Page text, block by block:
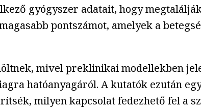
gyógyszer adatait, hogy
pontszámot, amelyek a
mivel preklinikai modellekben
hatóanyagáról. A kutatók ezután
milyen kapcsolat fedezhető fel a